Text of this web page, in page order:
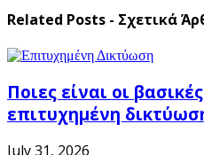
Related Posts - Σχετικά
Ποιες είναι οι
επιτυχημένη
July 31, 2026